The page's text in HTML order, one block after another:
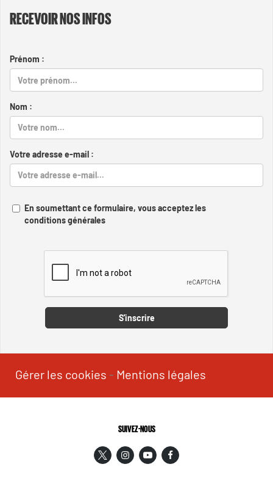
RECEVOIR NOS INFOS
Prénom :
Nom :
Votre adresse e-mail :
En soumettant ce formulaire, vous acceptez les
conditions générales
S'inscrire
Gérer les cookies - Mentions légales
SUIVEZ-NOUS